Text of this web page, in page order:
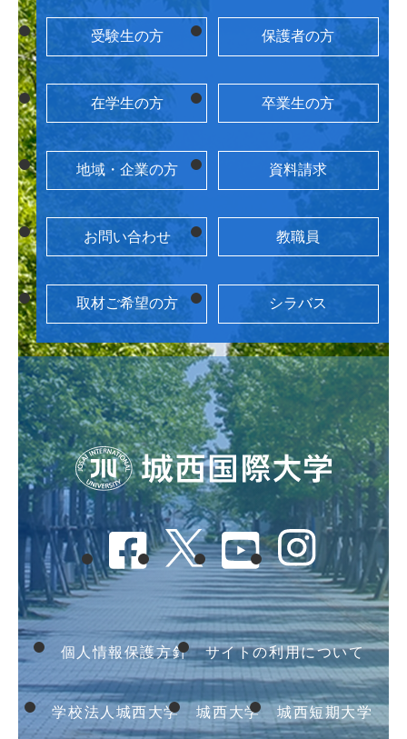
受験生の方 保護者の方
在学生の方 卒業生の方
地域・企業の方 資料請求
お問い合わせ 教職員
取材ご希望の方 シラバス
個人情報保護方針 サイトの利用について
学校法人城西大学 城西大学 城西短期大学